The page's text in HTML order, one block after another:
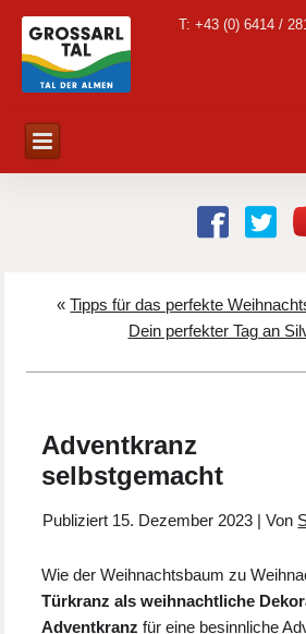
T: +43 (0) 6414 /
«Tipps für das perfekte
Dein perfekter Tag an
Adventkranz
selbstgemacht
Publiziert 15. Dezember 2023 |Von
Wie der Weihnachtsbaum zu
Türkranz als weihnachtliche
Adventkranzfür eine besinnliche